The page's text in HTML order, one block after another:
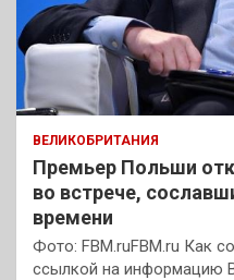
ВЕЛИКОБРИТАНИЯ
Премьер Польши
во встрече,
времени
Фото: FBM.ruFBM.ru Как
ссылкой на информацию